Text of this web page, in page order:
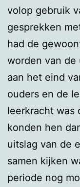
volop gebruik
gesprekken
had de
worden van
aan het eind
ouders en de
leerkracht was
konden hen
uitslag van de
samen kijken
periode nog